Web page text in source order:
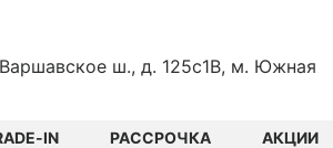
ш., д. 125с1В, м. Южная
IN РАССРОЧКА АКЦИИ